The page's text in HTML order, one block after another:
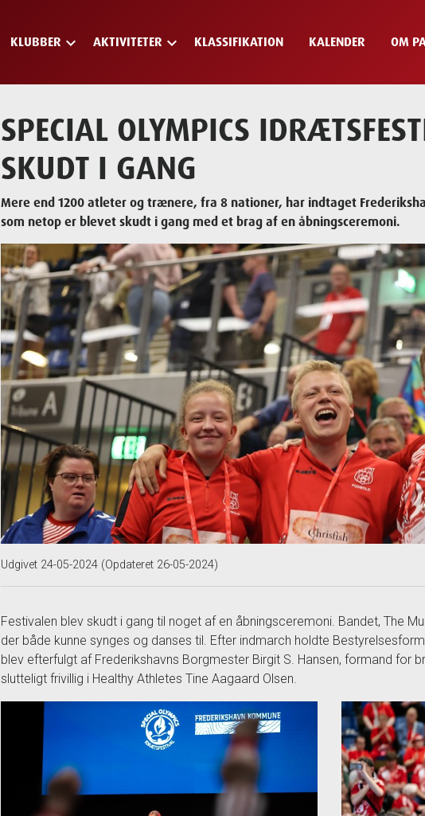
KLUBBER keyboard_arrow_down AKTIVITETER keyboard_arrow_down KLASSIFIKATION KALENDER OM
SPECIAL OLYMPICS
SKUDT I GANG
Mere end 1200 atleter og trænere, fra 8 nationer, har indtaget
som netop er blevet skudt i gang med et brag af en åbningsceremoni.
Udgivet 24-05-2024 (Opdateret 26-05-2024)
Festivalen blev skudt i gang til noget af en åbningsceremoni. Bandet, The
der både kunne synges og danses til. Efter indmarch holdte
blev efterfulgt af Frederikshavns Borgmester Birgit S. Hansen, formand for
slutteligt frivillig i Healthy Athletes Tine Aagaard Olsen.